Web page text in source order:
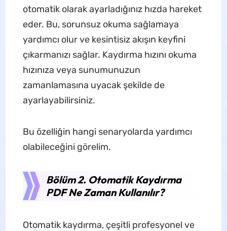
otomatik olarak ayarladığınız hızda hareket
eder. Bu, sorunsuz okuma sağlamaya
yardımcı olur ve kesintisiz akışın keyfini
çıkarmanızı sağlar. Kaydırma hızını okuma
hızınıza veya sunumunuzun
zamanlamasına uyacak şekilde de
ayarlayabilirsiniz.
Bu özelliğin hangi senaryolarda yardımcı
olabileceğini görelim.
Bölüm 2. Otomatik Kaydırma
PDF Ne Zaman Kullanılır?
Otomatik kaydırma, çeşitli profesyonel ve